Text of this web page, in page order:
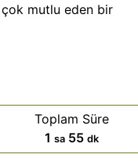
mutlu eden bir
Toplam Süre
1 s
a
sa 55d
a
dk